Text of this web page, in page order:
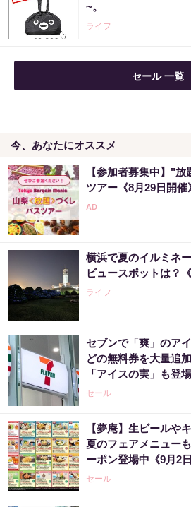
~。
ライフ
セール 一覧
今、あなたにオススメ
【参加者募集中】"
ツアー《8月29日開催
横浜で夏のイルミネ
ビュースポットは？
ライフ
セブンで「爽」のア
どの無料券を大量追
「アイスの実」も登
セール
【夢庵】生ビールや
夏のフェアメニュー
ーポン登場中《9月2
セール